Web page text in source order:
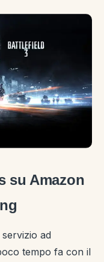
su Amazon
ad
tempo fa con il